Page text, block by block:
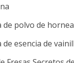
polvo de
esencia de